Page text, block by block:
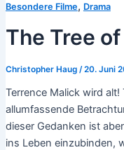
Besondere Filme, Drama
The Tree
Christopher Haug /20. Juni
Terrence Malick wird
allumfassende
dieser Gedanken ist
ins Leben einzubinden,